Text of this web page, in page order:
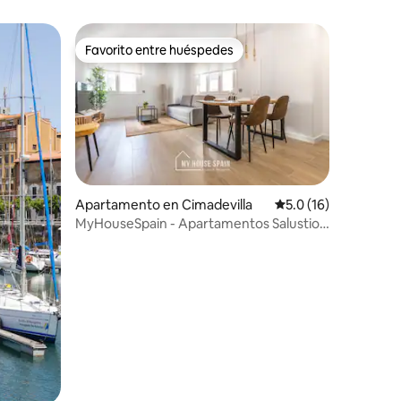
Favorito entre huéspedes
Favorito entre huéspedes
Apartamento en Cimadevilla Calificación
5.0 (16)
MyHouseSpain - Apartamentos Salustio,